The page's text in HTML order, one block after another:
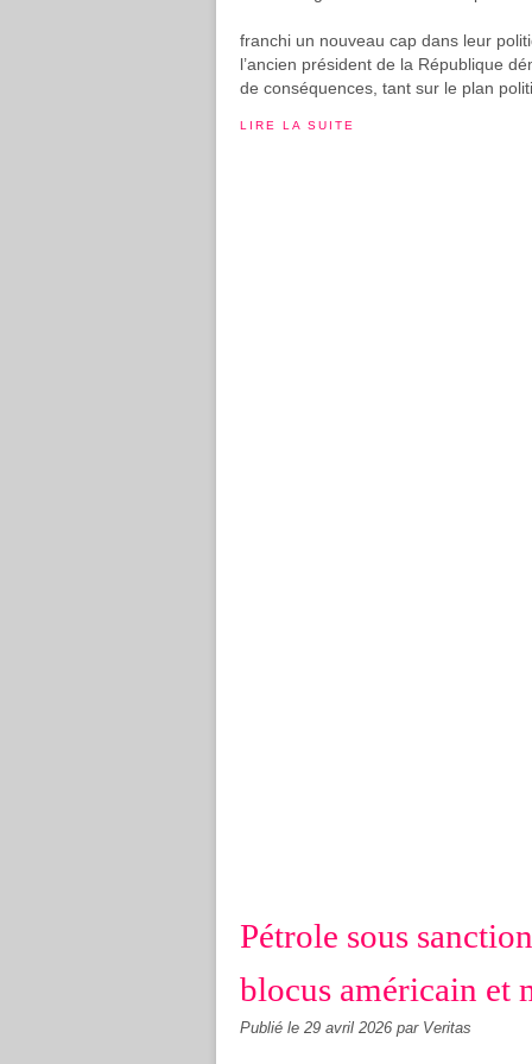
franchi un nouveau cap dans leur
l’ancien président de la République
de conséquences, tant sur le plan
LIRE LA SUITE
Pétrole sous
blocus américain et
Publié le 29 avril 2026 par Veritas